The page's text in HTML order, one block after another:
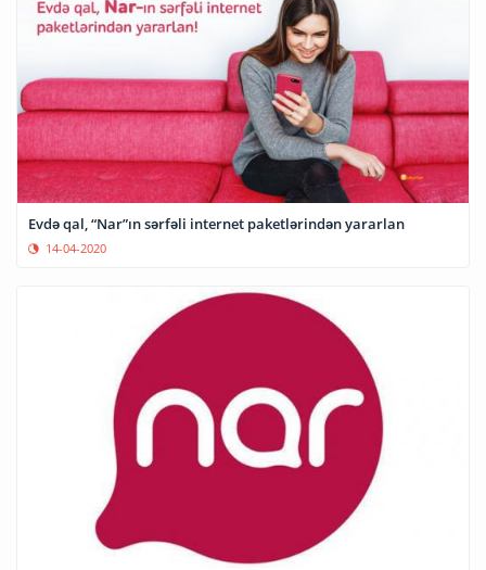
Evdə qal, “Nar”ın sərfəli internet paketlərindən yararlan
14-04-2020